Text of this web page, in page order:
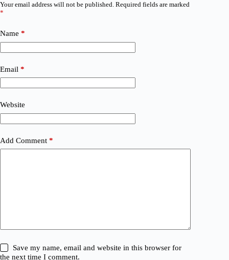
Your email address will not be published. Required fields are marked
*
Name *
Email *
Website
Add Comment *
Save my name, email and website in this browser for
the next time I comment.